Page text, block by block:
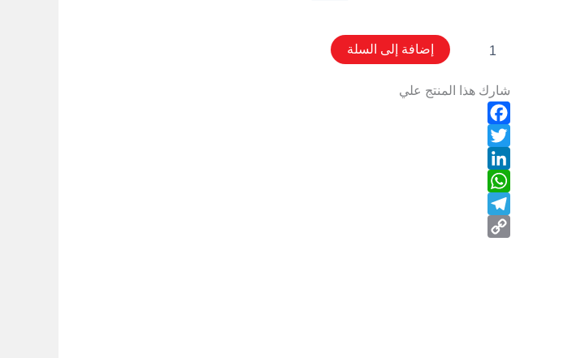
إضافة إلى السلة
شارك هذا المنتج علي
Facebook
Twitter
LinkedIn
WhatsApp
Telegram